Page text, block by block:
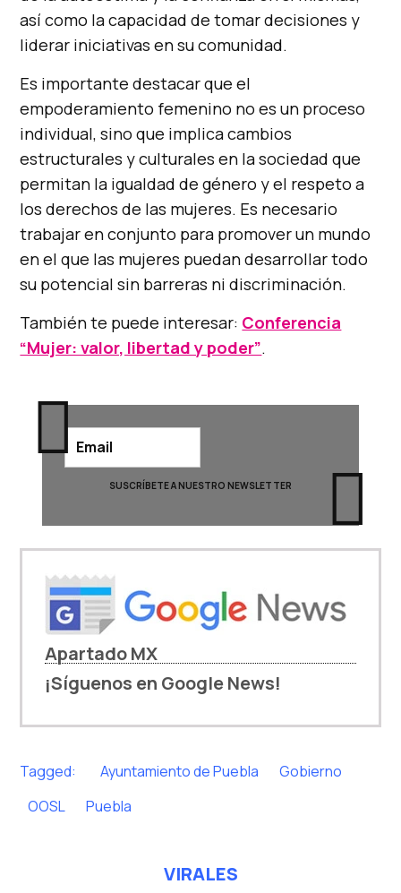
así como la capacidad de tomar decisiones y
liderar iniciativas en su comunidad.
Es importante destacar que el
empoderamiento femenino no es un proceso
individual, sino que implica cambios
estructurales y culturales en la sociedad que
permitan la igualdad de género y el respeto a
los derechos de las mujeres. Es necesario
trabajar en conjunto para promover un mundo
en el que las mujeres puedan desarrollar todo
su potencial sin barreras ni discriminación.
También te puede interesar: Conferencia
“Mujer: valor, libertad y poder”.
Apartado MX
¡Síguenos en Google News!
Tagged: Ayuntamiento de Puebla
Gobierno
OOSL
Puebla
VIRALES